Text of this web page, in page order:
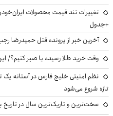
+جدول
آخرین خبر از پرونده قتل حمیدرضا
وقت خرید طلا رسیده یا صبر کنیم؟/
نظم امنیتی خلیج فارس در آستانه یک
تازه شروع می‌شود
سخت‌ترین و تاریک‌ترین سال در